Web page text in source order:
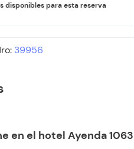
disponibles para esta reserva
39956
en el hotel Ayenda